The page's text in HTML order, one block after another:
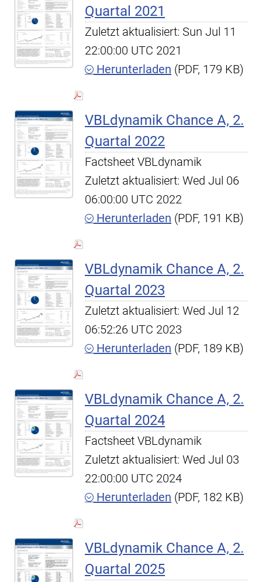
Quartal 2021
Zuletzt aktualisiert: Sun Jul 11
22:00:00 UTC 2021
Herunterladen (PDF, 179 KB)
VBLdynamik Chance A, 2.
Quartal 2022
Factsheet VBLdynamik
Zuletzt aktualisiert: Wed Jul 06
06:00:00 UTC 2022
Herunterladen (PDF, 191 KB)
VBLdynamik Chance A, 2.
Quartal 2023
Zuletzt aktualisiert: Wed Jul 12
06:52:26 UTC 2023
Herunterladen (PDF, 189 KB)
VBLdynamik Chance A, 2.
Quartal 2024
Factsheet VBLdynamik
Zuletzt aktualisiert: Wed Jul 03
22:00:00 UTC 2024
Herunterladen (PDF, 182 KB)
VBLdynamik Chance A, 2.
Quartal 2025